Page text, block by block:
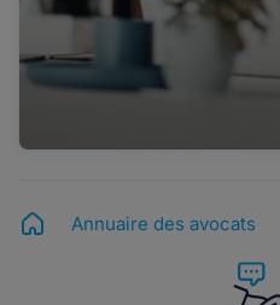
Annuaire des avocats